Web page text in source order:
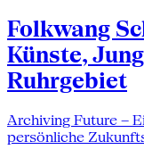
Folkwang
Künste,
Ruhrgebiet
Archiving Future –
persönliche